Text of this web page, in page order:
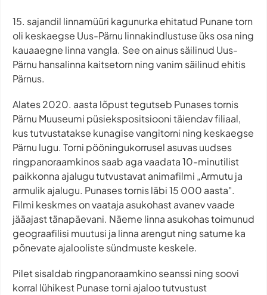
15. sajandil linnamüüri kagunurka ehitatud Punane torn
oli keskaegse Uus-Pärnu linnakindlustuse üks osa ning
kauaaegne linna vangla. See on ainus säilinud Uus-
Pärnu hansalinna kaitsetorn ning vanim säilinud ehitis
Pärnus.
Alates 2020. aasta lõpust tegutseb Punases tornis
Pärnu Muuseumi püsiekspositsiooni täiendav filiaal,
kus tutvustatakse kunagise vangitorni ning keskaegse
Pärnu lugu. Torni pööningukorrusel asuvas uudses
ringpanoraamkinos saab aga vaadata 10-minutilist
paikkonna ajalugu tutvustavat animafilmi „Armutu ja
armulik ajalugu. Punases tornis läbi 15 000 aasta".
Filmi keskmes on vaataja asukohast avanev vaade
jääajast tänapäevani. Näeme linna asukohas toimunud
geograafilisi muutusi ja linna arengut ning satume ka
põnevate ajalooliste sündmuste keskele.
Pilet sisaldab ringpanoraamkino seanssi ning soovi
korral lühikest Punase torni ajaloo tutvustust